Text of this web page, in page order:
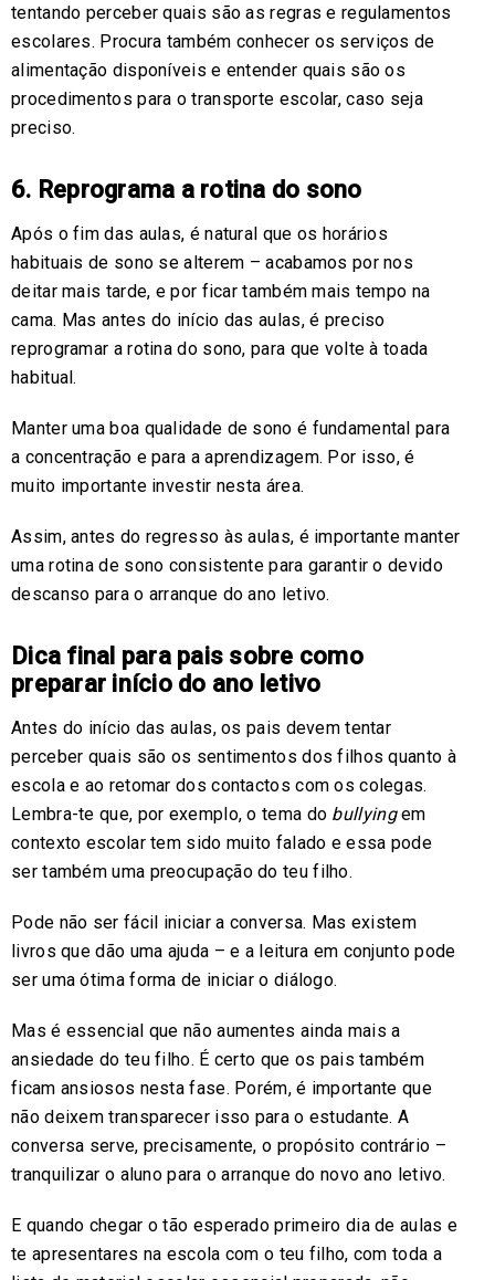
tentando perceber quais são as regras e regulamentos
escolares. Procura também conhecer os serviços de
alimentação disponíveis e entender quais são os
procedimentos para o transporte escolar, caso seja
preciso.
6. Reprograma a rotina do sono
Após o fim das aulas, é natural que os horários
habituais de sono se alterem – acabamos por nos
deitar mais tarde, e por ficar também mais tempo na
cama. Mas antes do início das aulas, é preciso
reprogramar a rotina do sono, para que volte à toada
habitual.
Manter uma boa qualidade de sono é fundamental para
a concentração e para a aprendizagem. Por isso, é
muito importante investir nesta área.
Assim, antes do regresso às aulas, é importante manter
uma rotina de sono consistente para garantir o devido
descanso para o arranque do ano letivo.
Dica final para pais sobre como
preparar início do ano letivo
Antes do início das aulas, os pais devem tentar
perceber quais são os sentimentos dos filhos quanto à
escola e ao retomar dos contactos com os colegas.
Lembra-te que, por exemplo, o tema do bullyingem
contexto escolar tem sido muito falado e essa pode
ser também uma preocupação do teu filho.
Pode não ser fácil iniciar a conversa. Mas existem
livros que dão uma ajuda – e a leitura em conjunto pode
ser uma ótima forma de iniciar o diálogo.
Mas é essencial que não aumentes ainda mais a
ansiedade do teu filho. É certo que os pais também
ficam ansiosos nesta fase. Porém, é importante que
não deixem transparecer isso para o estudante. A
conversa serve, precisamente, o propósito contrário –
tranquilizar o aluno para o arranque do novo ano letivo.
E quando chegar o tão esperado primeiro dia de aulas e
te apresentares na escola com o teu filho, com toda a